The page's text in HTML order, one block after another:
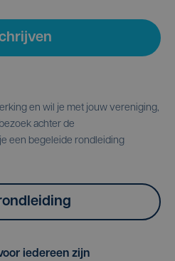
en wil je met jouw vereniging,
achter de
een begeleide rondleiding
iedereen zijn